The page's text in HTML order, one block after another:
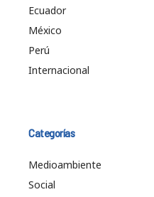
Ecuador
México
Perú
Internacional
Categorías
Medioambiente
Social